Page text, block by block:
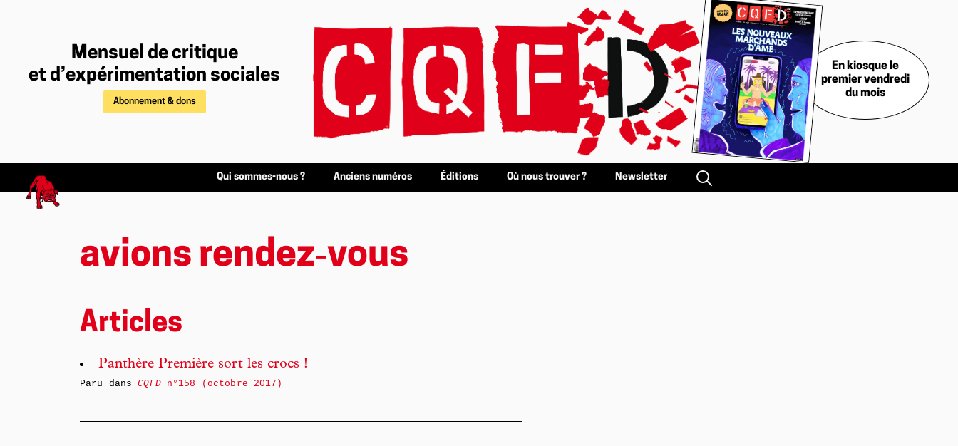
Mensuel de critique
et d’expérimentation sociales
Abonnement & dons
En kiosque le
premier vendredi
du mois
Qui sommes-nous ? Anciens numéros Éditions Où nous trouver ? Newsletter
avions rendez‑vous
Articles
Panthère Première sort les crocs !
Paru dansCQFDn°158 (octobre 2017)